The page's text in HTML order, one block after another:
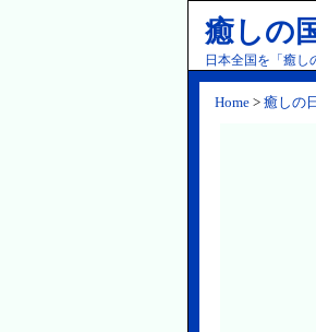
癒しの
日本全国を「癒し
Home > 癒しの